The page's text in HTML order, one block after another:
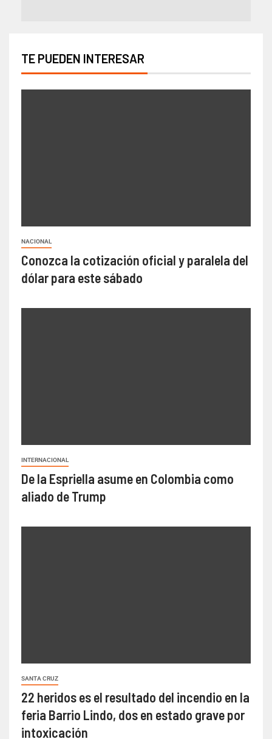
TE PUEDEN INTERESAR
NACIONAL
Conozca la cotización oficial y paralela del
dólar para este sábado
INTERNACIONAL
De la Espriella asume en Colombia como
aliado de Trump
SANTA CRUZ
22 heridos es el resultado del incendio en la
feria Barrio Lindo, dos en estado grave por
intoxicación